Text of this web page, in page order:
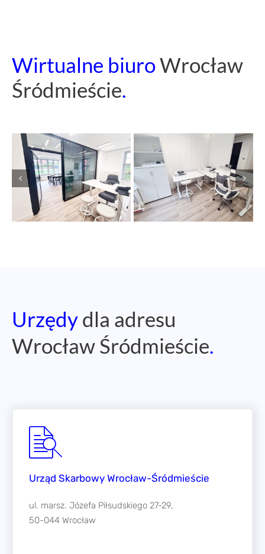
Wirtualne biuroWrocław
Śródmieście.
Urzędydla adresu
Wrocław Śródmieście.
Urząd Skarbowy Wrocław-Śródmieście
ul. marsz. Józefa Piłsudskiego 27-29,
50-044 Wrocław